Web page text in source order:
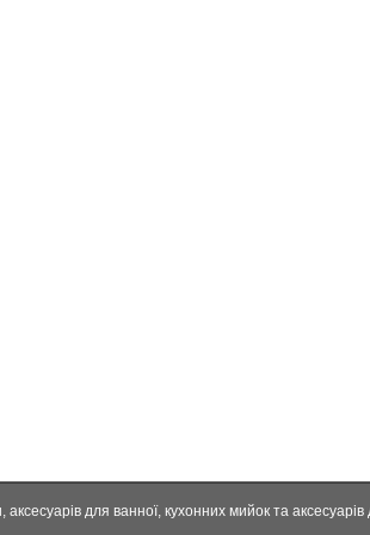
для ванної, кухонних мийок та